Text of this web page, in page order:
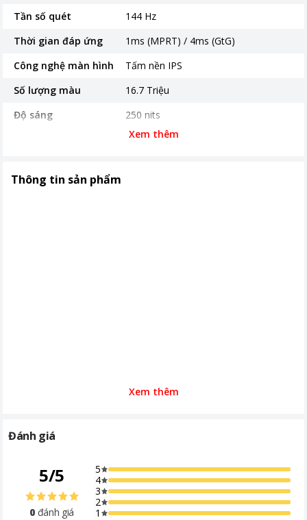
Tần số quét
144 Hz
Thời gian đáp ứng
1ms (MPRT) / 4ms (GtG)
Công nghệ màn hình
Tấm nền IPS
Số lượng màu
16.7 Triệu
Độ sáng
250 nits
Cổng HDMI
Độ tương phản tĩnh
Xem thêm
Thông tin sản phẩm
Xem thêm
Đánh giá
5/5
0 đánh giá
5
4
3
2
1